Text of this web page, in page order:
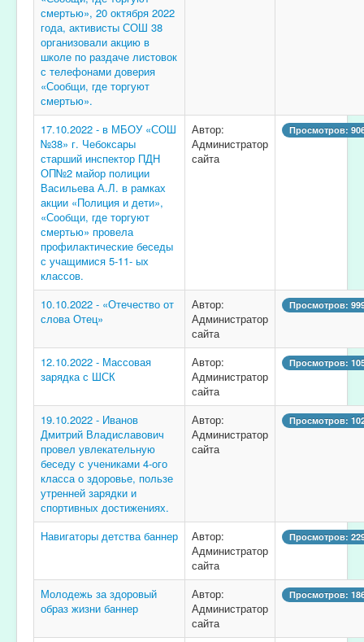
смертью», 20 октября 2022
года, активисты СОШ 38
организовали акцию в
школе по раздаче листовок
с телефонами доверия
«Сообщи, где торгуют
смертью».
17.10.2022 - в МБОУ «СОШ
№38» г. Чебоксары
старший инспектор ПДН
ОП№2 майор полиции
Васильева А.Л. в рамках
акции «Полиция и дети»,
«Сообщи, где торгуют
смертью» провела
профилактические беседы
с учащимися 5-11- ых
классов.
Автор:
Администратор
сайта
Просмотров:
10.10.2022 - «Отечество от
слова Отец»
Автор:
Администратор
сайта
Просмотров:
12.10.2022 - Массовая
зарядка с ШСК
Автор:
Администратор
сайта
Просмотров:
19.10.2022 - Иванов
Дмитрий Владиславович
провел увлекательную
беседу с учениками 4-ого
класса о здоровье, пользе
утренней зарядки и
спортивных достижениях.
Автор:
Администратор
сайта
Просмотров:
Навигаторы детства баннер
Автор:
Администратор
сайта
Просмотров:
Молодежь за здоровый
образ жизни баннер
Автор:
Администратор
сайта
Просмотров: